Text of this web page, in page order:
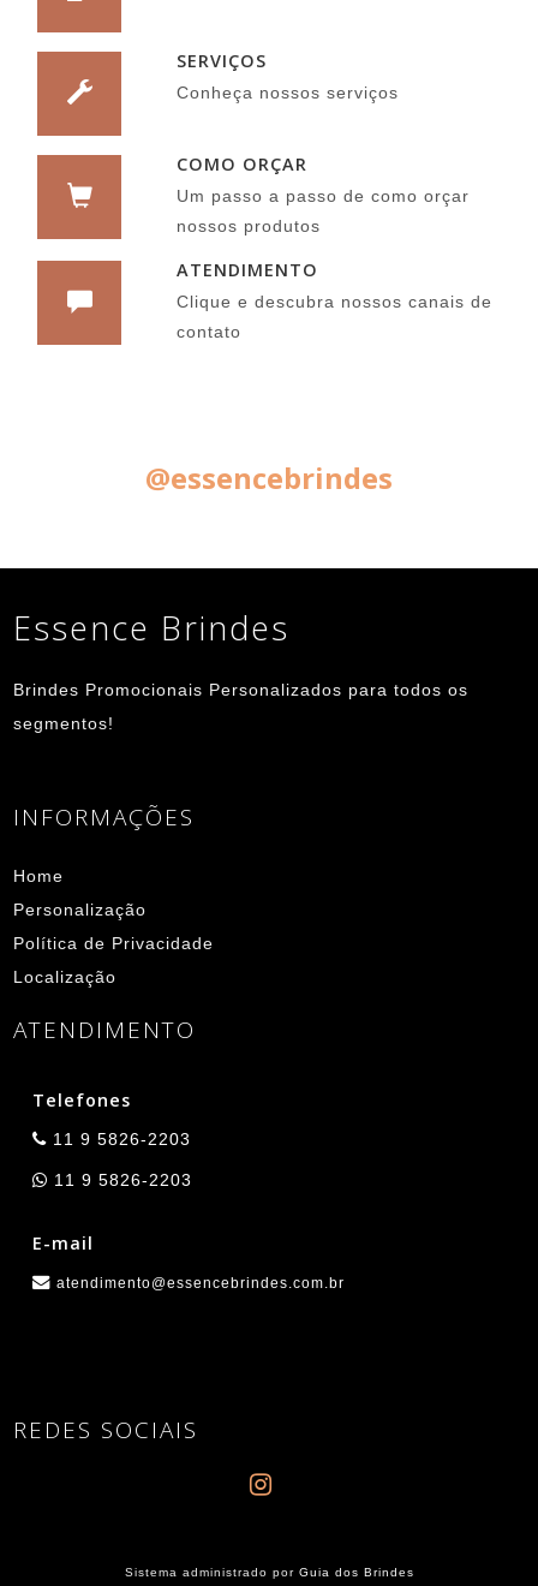
SERVIÇOS
Conheça nossos serviços
COMO ORÇAR
Um passo a passo de como orçar
nossos produtos
ATENDIMENTO
Clique e descubra nossos canais de
contato
@essencebrindes
Essence Brindes
Brindes Promocionais Personalizados para todos os
segmentos!
INFORMAÇÕES
Home
Personalização
Política de Privacidade
Localização
ATENDIMENTO
Telefones
11 9 5826-2203
11 9 5826-2203
E-mail
atendimento@essencebrindes.com.br
REDES SOCIAIS
Sistema administrado por Guia dos Brindes